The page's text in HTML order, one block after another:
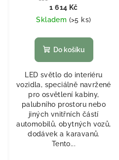
1 614 Kč
Skladem (>5 ks)
Do košíku
LED světlo do interiéru
vozidla, speciálně navržené
pro osvětlení kabiny,
palubního prostoru nebo
jiných vnitřních částí
automobilů, obytných vozů,
dodávek a karavanů.
Tento...